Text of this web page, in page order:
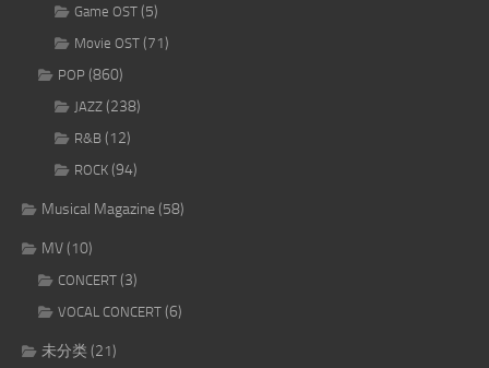
Game OST (5)
Movie OST (71)
POP (860)
JAZZ (238)
R&B (12)
ROCK (94)
Musical Magazine(58)
MV(10)
CONCERT (3)
VOCAL CONCERT (6)
未分类(21)